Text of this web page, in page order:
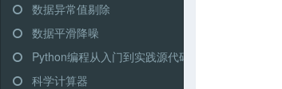
数据异常值剔除
数据平滑降噪
Python编程从入门到实践源代码打包下载
科学计算器